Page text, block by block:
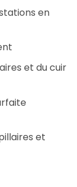
en
et du cuir
et